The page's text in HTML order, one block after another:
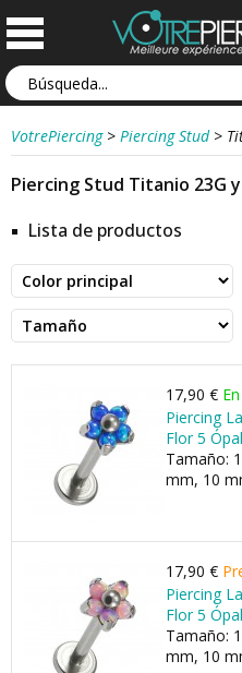
VotrePiercing > Piercing Stud >
Piercing Stud Titanio 23G
Lista de productos
17,90 €
Piercing
Flor 5
Tamaño:
mm, 10
17,90 €
Piercing
Flor 5
Tamaño:
mm, 10